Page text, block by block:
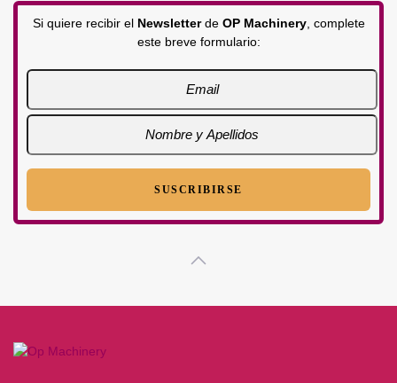
Si quiere recibir el Newsletterde OP Machinery, complete
este breve formulario: